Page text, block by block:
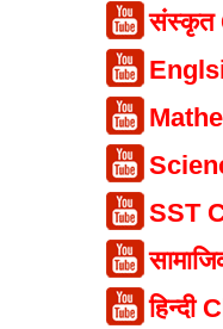
संस्कृत
SST
हिन्दी